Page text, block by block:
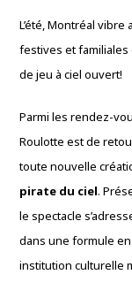
L’été, Montréal
festives et
de jeu à ciel ouvert!
Parmi les rendez-
Roulotte est de
toute nouvelle
pirate du ciel.
le spectacle
dans une formule
institution culturelle